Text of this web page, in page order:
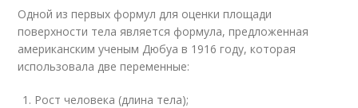
Одной из первых формул для оценки площади
поверхности тела является формула, предложенная
американским ученым Дюбуа в 1916 году, которая
использовала две переменные:
Рост человека (длина тела);